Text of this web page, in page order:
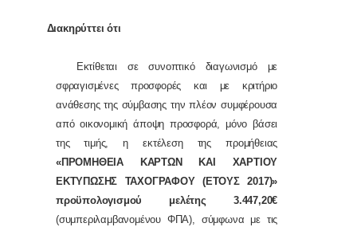
Διακηρύττει ότι
Εκτίθεται σε συνοπτικό διαγωνισμό με
σφραγισμένες προσφορές και με κριτήριο
ανάθεσης της σύμβασης την πλέον συμφέρουσα
από οικονομική άποψη προσφορά, μόνο βάσει
της τιμής, η εκτέλεση της προμήθειας
«ΠΡΟΜΗΘΕΙΑ ΚΑΡΤΩΝ ΚΑΙ ΧΑΡΤΙΟΥ
ΕΚΤΥΠΩΣΗΣ ΤΑΧΟΓΡΑΦΟΥ (ΕΤΟΥΣ 2017)»
προϋπολογισμού μελέτης 3.447,20€
(συμπεριλαμβανομένου ΦΠΑ), σύμφωνα με τις